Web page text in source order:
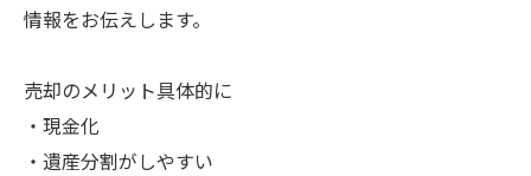
情報をお伝えします。
売却のメリット具体的に
・現金化
・遺産分割がしやすい